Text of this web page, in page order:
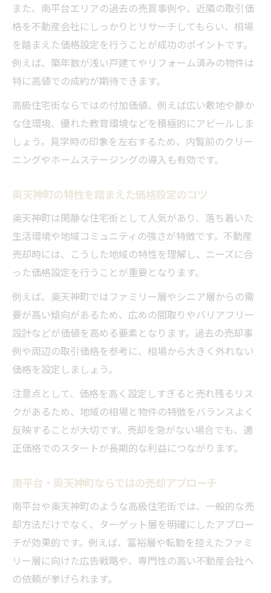
また、南平台エリアの過去の売買事例や、近隣の取引価
格を不動産会社にしっかりとリサーチしてもらい、相場
を踏まえた価格設定を行うことが成功のポイントです。
例えば、築年数が浅い戸建てやリフォーム済みの物件は
特に高値での成約が期待できます。
高級住宅街ならではの付加価値、例えば広い敷地や静か
な住環境、優れた教育環境などを積極的にアピールしま
しょう。見学時の印象を左右するため、内覧前のクリー
ニングやホームステージングの導入も有効です。
奥天神町の特性を踏まえた価格設定のコツ
奥天神町は閑静な住宅街として人気があり、落ち着いた
生活環境や地域コミュニティの強さが特徴です。不動産
売却時には、こうした地域の特性を理解し、ニーズに合
った価格設定を行うことが重要となります。
例えば、奥天神町ではファミリー層やシニア層からの需
要が高い傾向があるため、広めの間取りやバリアフリー
設計などが価値を高める要素となります。過去の売却事
例や周辺の取引価格を参考に、相場から大きく外れない
価格を設定しましょう。
注意点として、価格を高く設定しすぎると売れ残るリス
クがあるため、地域の相場と物件の特徴をバランスよく
反映することが大切です。売却を急がない場合でも、適
正価格でのスタートが長期的な利益につながります。
南平台・奥天神町ならではの売却アプローチ
南平台や奥天神町のような高級住宅街では、一般的な売
却方法だけでなく、ターゲット層を明確にしたアプロー
チが効果的です。例えば、富裕層や転勤を控えたファミ
リー層に向けた広告戦略や、専門性の高い不動産会社へ
の依頼が挙げられます。